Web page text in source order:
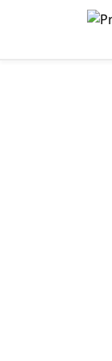
Pular para o